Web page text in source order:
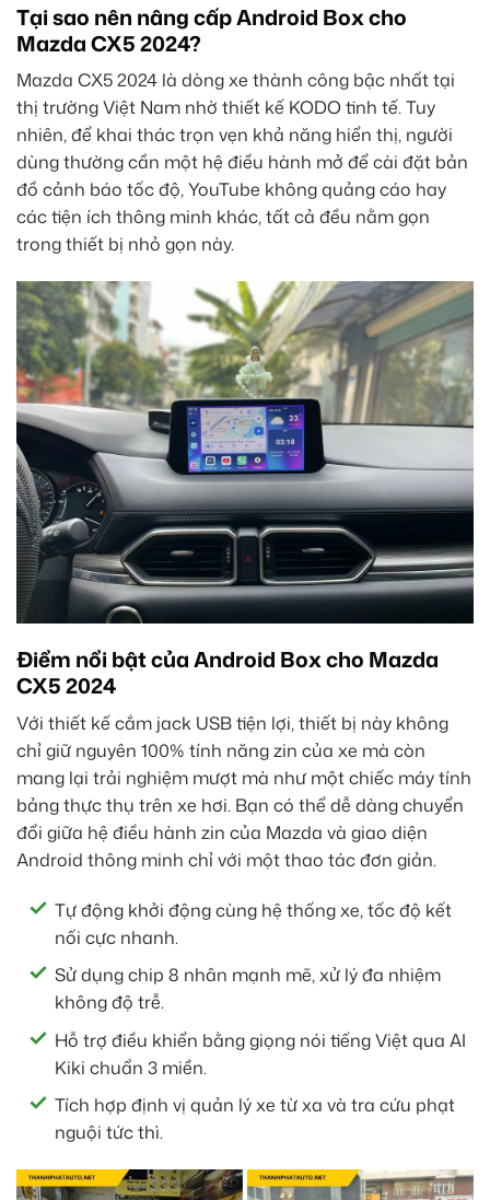
Tại sao nên nâng cấp Android Box cho
Mazda CX5 2024?
Mazda CX5 2024 là dòng xe thành công bậc nhất tại
thị trường Việt Nam nhờ thiết kế KODO tinh tế. Tuy
nhiên, để khai thác trọn vẹn khả năng hiển thị, người
dùng thường cần một hệ điều hành mở để cài đặt bản
đồ cảnh báo tốc độ, YouTube không quảng cáo hay
các tiện ích thông minh khác, tất cả đều nằm gọn
trong thiết bị nhỏ gọn này.
Điểm nổi bật của Android Box cho Mazda
CX5 2024
Với thiết kế cắm jack USB tiện lợi, thiết bị này không
chỉ giữ nguyên 100% tính năng zin của xe mà còn
mang lại trải nghiệm mượt mà như một chiếc máy tính
bảng thực thụ trên xe hơi. Bạn có thể dễ dàng chuyển
đổi giữa hệ điều hành zin của Mazda và giao diện
Android thông minh chỉ với một thao tác đơn giản.
Tự động khởi động cùng hệ thống xe, tốc độ kết
nối cực nhanh.
Sử dụng chip 8 nhân mạnh mẽ, xử lý đa nhiệm
không độ trễ.
Hỗ trợ điều khiển bằng giọng nói tiếng Việt qua AI
Kiki chuẩn 3 miền.
Tích hợp định vị quản lý xe từ xa và tra cứu phạt
nguội tức thì.